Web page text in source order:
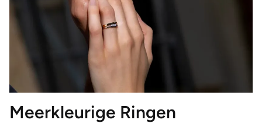
Meerkleurige Ringen